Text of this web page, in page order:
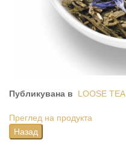
Публикувана в LOOSE TEA
Преглед на продукта